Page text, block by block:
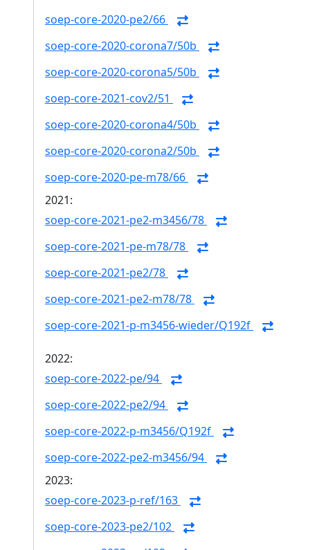
soep-core-2020-pe2/66
soep-core-2020-corona7/50b
soep-core-2020-corona5/50b
soep-core-2021-cov2/51
soep-core-2020-corona4/50b
soep-core-2020-corona2/50b
soep-core-2020-pe-m78/66
2021:
soep-core-2021-pe2-m3456/78
soep-core-2021-pe-m78/78
soep-core-2021-pe2/78
soep-core-2021-pe2-m78/78
soep-core-2021-p-m3456-wieder/Q192f
2022:
soep-core-2022-pe/94
soep-core-2022-pe2/94
soep-core-2022-p-m3456/Q192f
soep-core-2022-pe2-m3456/94
2023:
soep-core-2023-p-ref/163
soep-core-2023-pe2/102